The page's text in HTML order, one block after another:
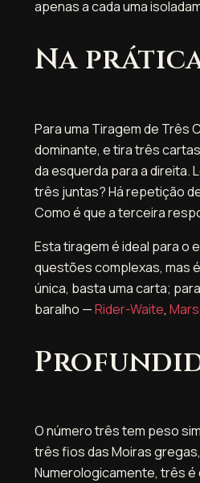
apenas a cada uma
Na
Para uma Tiragem de Três
dominante, e tira três
da esquerda para a direita.
três juntas? Há repetição
Como é que a terceira
Esta tiragem é ideal para o
questões complexas, mas
única, basta uma carta;
baralho —Rider-Waite,
O número três tem peso
três fios das Moiras
Numerologicamente, três é